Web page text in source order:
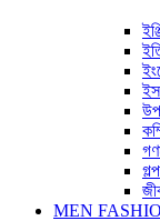
গল্প
MEN